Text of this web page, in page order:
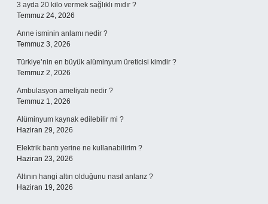
3 ayda 20 kilo vermek sağlıklı mıdır ?
Temmuz 24, 2026
Anne isminin anlamı nedir ?
Temmuz 3, 2026
Türkiye’nin en büyük alüminyum üreticisi kimdir ?
Temmuz 2, 2026
Ambulasyon ameliyatı nedir ?
Temmuz 1, 2026
Alüminyum kaynak edilebilir mi ?
Haziran 29, 2026
Elektrik bantı yerine ne kullanabilirim ?
Haziran 23, 2026
Altının hangi altın olduğunu nasıl anlarız ?
Haziran 19, 2026